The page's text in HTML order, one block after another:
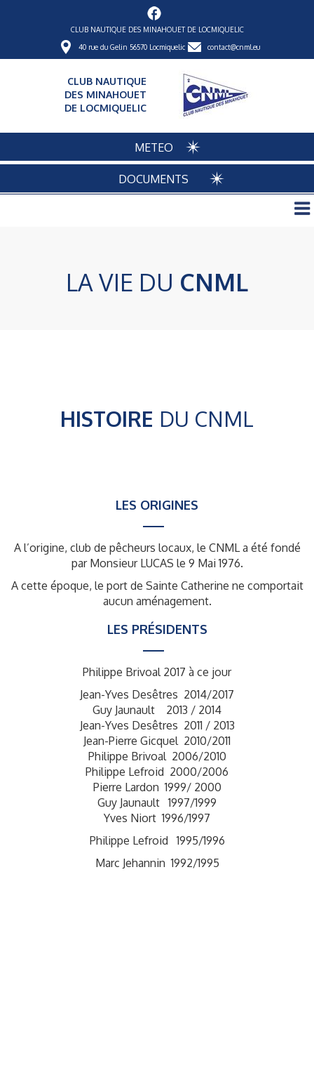
CLUB NAUTIQUE DES MINAHOUET DE LOCMIQUELIC
40 rue du Gelin 56570 Locmiquelic contact@cnml.eu
CLUB NAUTIQUE
DES MINAHOUET
DE LOCMIQUELIC
METEO
DOCUMENTS
LA VIE DU CNML
HISTOIRE DU CNML
LES ORIGINES
A l’origine, club de pêcheurs locaux, le CNML a été fondé
par Monsieur LUCAS le 9 Mai 1976.
A cette époque, le port de Sainte Catherine ne comportait
aucun aménagement.
LES PRÉSIDENTS
Philippe Brivoal 2017 à ce jour
Jean-Yves Desêtres 2014/2017
Guy Jaunault 2013 / 2014
Jean-Yves Desêtres 2011 / 2013
Jean-Pierre Gicquel 2010/2011
Philippe Brivoal 2006/2010
Philippe Lefroid 2000/2006
Pierre Lardon 1999/ 2000
Guy Jaunault 1997/1999
Yves Niort 1996/1997
Philippe Lefroid 1995/1996
Marc Jehannin 1992/1995